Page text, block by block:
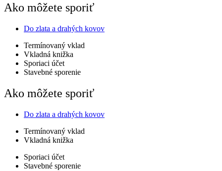
Ako môžete sporiť
Do zlata a drahých kovov
Termínovaný vklad
Vkladná knižka
Sporiaci účet
Stavebné sporenie
Ako môžete sporiť
Do zlata a drahých kovov
Termínovaný vklad
Vkladná knižka
Sporiaci účet
Stavebné sporenie